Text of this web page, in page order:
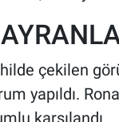
çekilen
yapıldı.
karşılandı.